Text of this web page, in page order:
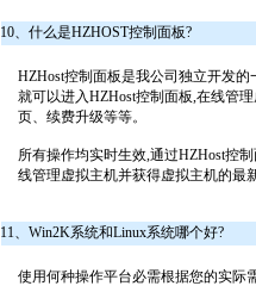
10、什么是HZHOST控制面板?
HZHost控制面板是我公司独立开发
就可以进入HZHost控制面板,在线管
页、续费升级等等。
所有操作均实时生效,通过HZHost控
线管理虚拟主机并获得虚拟主机的最
11、Win2K系统和Linux系统哪个好?
使用何种操作平台必需根据您的实际